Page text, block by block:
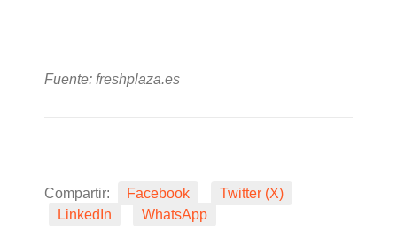
Fuente: freshplaza.es
Compartir: Facebook
Twitter (X)
LinkedIn
WhatsApp